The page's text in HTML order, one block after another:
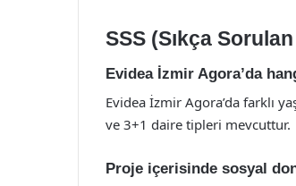
SSS (Sıkça
Evidea İzmir Agora’da
Evidea İzmir Agora’da farklı
ve 3+1 daire tipleri mevcuttur.
Proje içerisinde sosyal